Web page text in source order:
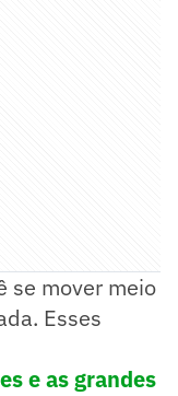
se mover meio
Esses
e as grandes